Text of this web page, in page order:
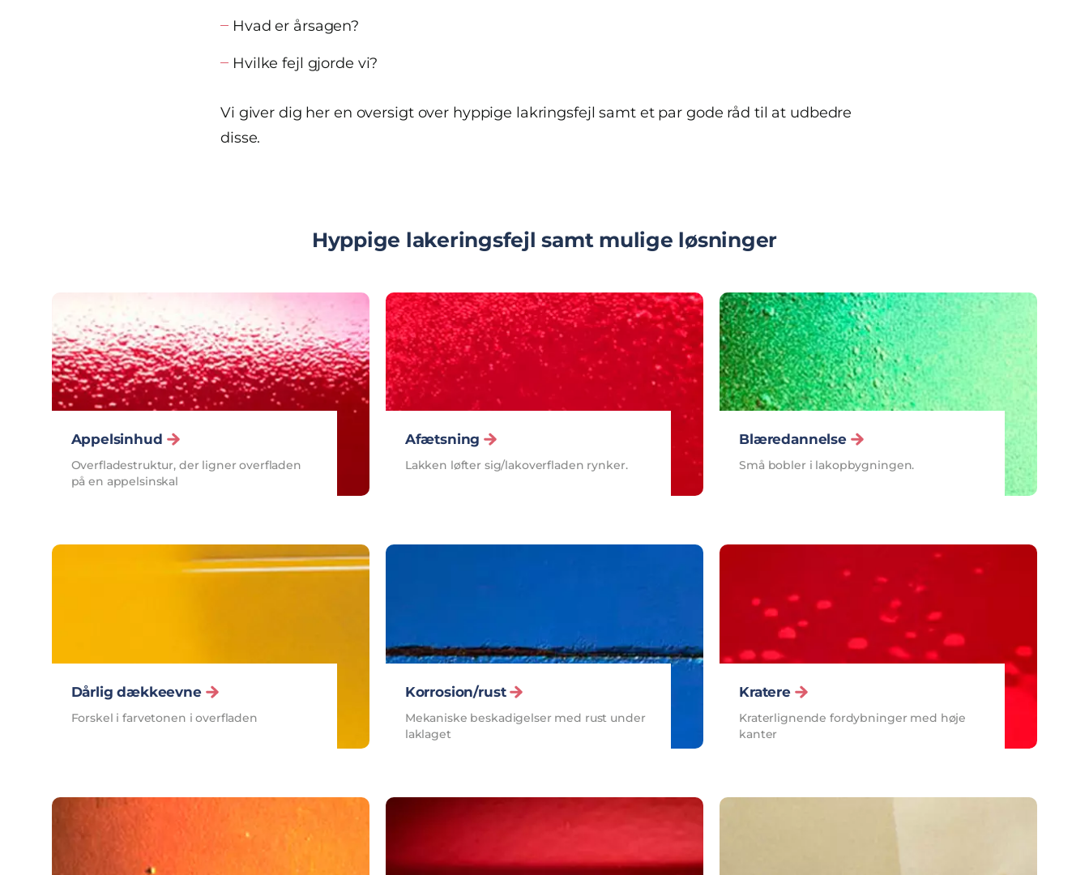
Hvad er årsagen?
Hvilke fejl gjorde vi?
Vi giver dig her en oversigt over hyppige lakringsfejl samt et par gode råd til at udbedre
disse.
Hyppige lakeringsfejl samt mulige løsninger
Appelsinhud
Overfladestruktur, der ligner overfladen
på en appelsinskal
Afætsning
Lakken løfter sig/lakoverfladen rynker.
Blæredannelse
Små bobler i lakopbygningen.
Dårlig dækkeevne
Forskel i farvetonen i overfladen
Korrosion/rust
Mekaniske beskadigelser med rust under
laklaget
Kratere
Kraterlignende fordybninger med høje
kanter